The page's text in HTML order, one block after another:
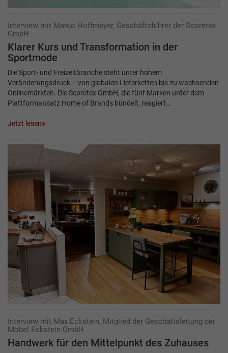
Interview mit Marco Hoffmeyer, Geschäftsführer der Scoretex
GmbH
Klarer Kurs und Transformation in der
Sportmode
Die Sport- und Freizeitbranche steht unter hohem
Veränderungsdruck – von globalen Lieferketten bis zu wachsenden
Onlinemärkten. Die Scoretex GmbH, die fünf Marken unter dem
Plattformansatz Home of Brands bündelt, reagiert…
Jetzt lesen
Interview mit Max Eckstein, Mitglied der Geschäftsleitung der
Möbel Eckstein GmbH
Handwerk für den Mittelpunkt des Zuhauses